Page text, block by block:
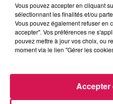
21h54
21h54 21h51
21h51
Vous pouvez accepter en cliquant
sélectionnant les finalités et/ou
Vous pouvez également refuser en
accepter". Vos préférences ne
pouvez mettre à jour vos choix, ou
moment via le lien "Gérer les
Accepter